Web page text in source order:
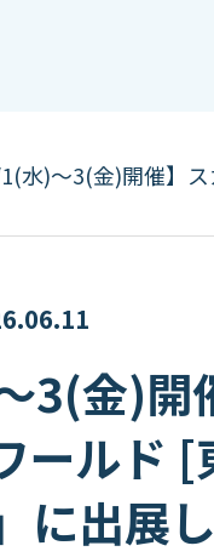
1(水)～3(金)開催】
3(金)
ールド
に出展